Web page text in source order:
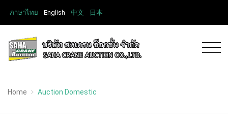
ภาษาไทย English 中文 日本
Home Auction Domestic